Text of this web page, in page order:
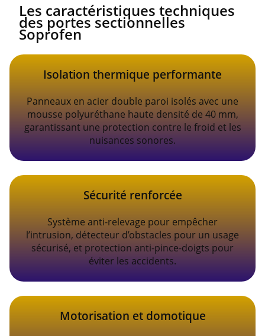
Les caractéristiques techniques
des portes sectionnelles
Soprofen
Isolation thermique performante
Panneaux en acier double paroi isolés avec une
mousse polyuréthane haute densité de 40 mm,
garantissant une protection contre le froid et les
nuisances sonores.
Sécurité renforcée
Système anti-relevage pour empêcher
l’intrusion, détecteur d’obstacles pour un usage
sécurisé, et protection anti-pince-doigts pour
éviter les accidents.
Motorisation et domotique